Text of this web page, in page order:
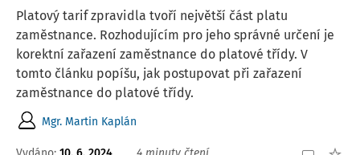
Platový tarif zpravidla tvoří největší část platu
zaměstnance. Rozhodujícím pro jeho správné určení je
korektní zařazení zaměstnance do platové třídy. V
tomto článku popíšu, jak postupovat při zařazení
zaměstnance do platové třídy.
Mgr. Martin Kaplán